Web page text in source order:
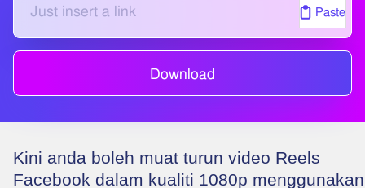
Paste
Download
Kini anda boleh muat turun video Reels
Facebook dalam kualiti 1080p menggunakan